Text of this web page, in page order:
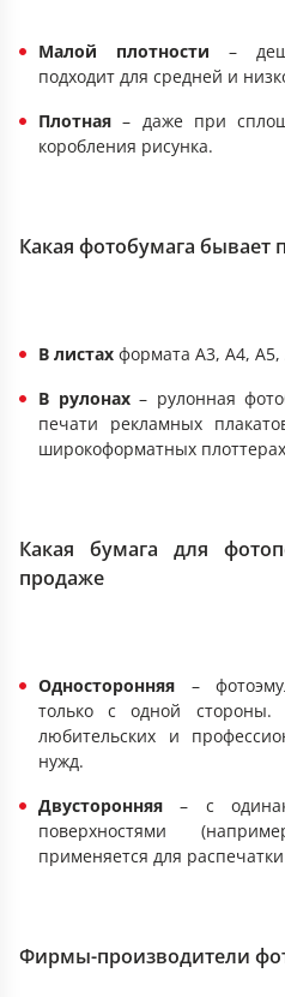
Малой плотности –
подходит для средней и
Плотная – даже при
коробления рисунка.
Какая фотобумага бывает
В листах формата А3, А4, А5,
В рулонах– рулонная
печати рекламных
широкоформатных
Какая бумага для
продаже
Односторонняя –
только с одной стороны.
любительских и
нужд.
Двусторонняя– с
поверхностями
применяется для
Фирмы-производители